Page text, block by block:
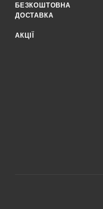
БЕЗКОШТОВНА
ДОСТАВКА
АКЦІЇ